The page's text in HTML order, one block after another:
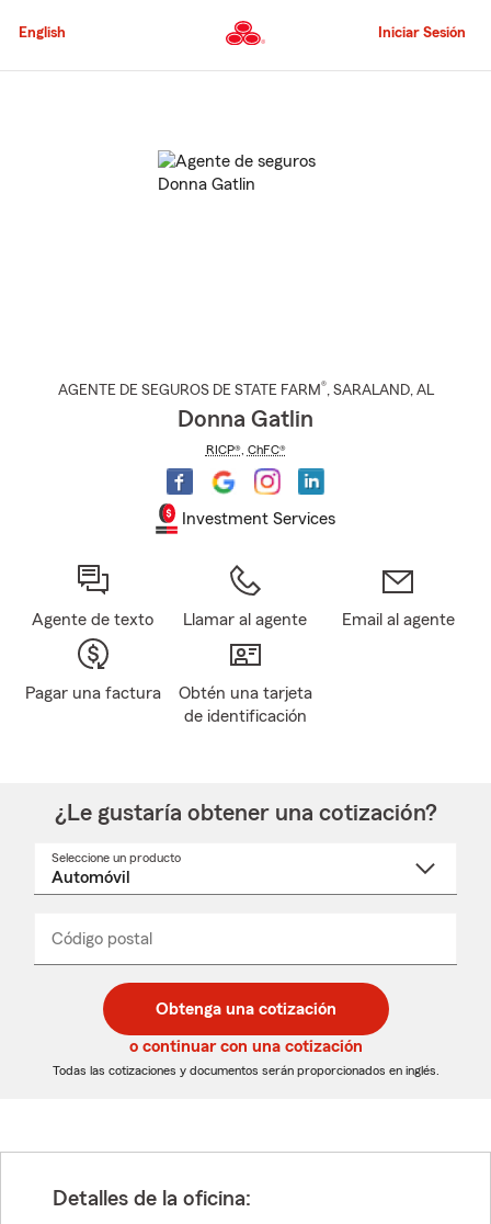
al
principal
English Iniciar Sesión
AGENTE DE SEGUROS DE STATE FARM®, SARALAND, AL
Donna Gatlin
RICP®, ChFC®
Investment Services
Agente de texto Llamar al agente Email al agente
Pagar una factura
Obtén una tarjeta
de identificación
¿Le gustaría obtener una cotización?
Seleccione un producto
desplegable
Código postal
de
5
dígitos
de
5
dígitos
_____
Obtenga una cotización
o continuar con una cotización
Todas las cotizaciones y documentos serán proporcionados en inglés.
Detalles de la oficina: